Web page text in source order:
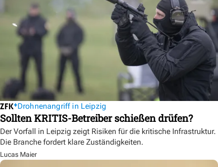
Drohnenangriff in Leipzig
Sollten KRITIS-Betreiber schießen drüfen?
Der Vorfall in Leipzig zeigt Risiken für die kritische Infrastruktur.
Die Branche fordert klare Zuständigkeiten.
Lucas Maier